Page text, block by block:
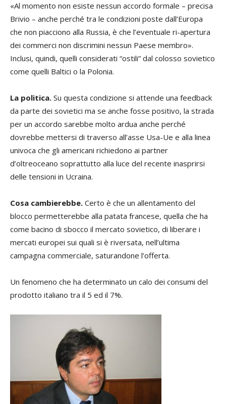
«Al momento non esiste nessun accordo formale – precisa
Brivio – anche perché tra le condizioni poste dall’Europa
che non piacciono alla Russia, è che l’eventuale ri-apertura
dei commerci non discrimini nessun Paese membro».
Inclusi, quindi, quelli considerati “ostili” dal colosso sovietico
come quelli Baltici o la Polonia.
La politica. Su questa condizione si attende una feedback
da parte dei sovietici ma se anche fosse positivo, la strada
per un accordo sarebbe molto ardua anche perché
dovrebbe mettersi di traverso all’asse Usa-Ue e alla linea
univoca che gli americani richiedono ai partner
d’oltreoceano soprattutto alla luce del recente inasprirsi
delle tensioni in Ucraina.
Cosa cambierebbe. Certo è che un allentamento del
blocco permetterebbe alla patata francese, quella che ha
come bacino di sbocco il mercato sovietico, di liberare i
mercati europei sui quali si è riversata, nell’ultima
campagna commerciale, saturandone l’offerta.
Un fenomeno che ha determinato un calo dei consumi del
prodotto italiano tra il 5 ed il 7%.